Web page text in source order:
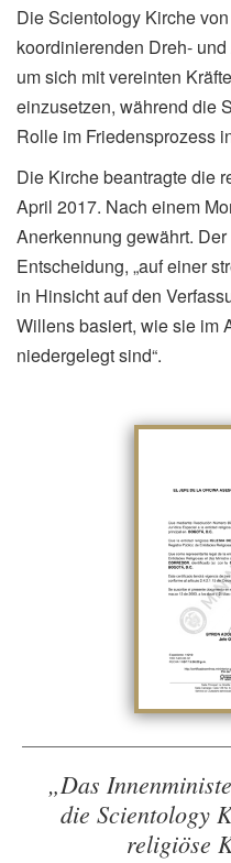
Die Scientology Kirche
koordinierenden Dreh-
um sich mit vereinten
einzusetzen, während die
Rolle im Friedensprozess
Die Kirche beantragte die
April 2017. Nach einem
Anerkennung gewährt.
Entscheidung, „auf einer
in Hinsicht auf den
Willens basiert, wie sie im
niedergelegt sind“.
„Das
die Scientology
religiöse